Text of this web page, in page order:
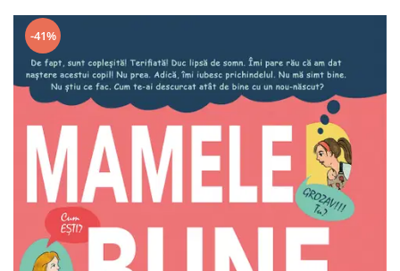
Arte Divinatorii
Astrologie
Chiromantie
Dezvoltare Spirituala
KidConnection
Minte Corp
New Illuminati Files
Numerologie
Paranormal
-41%